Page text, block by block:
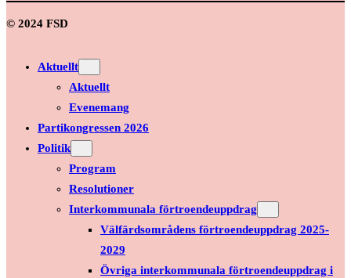
© 2024 FSD
Aktuellt
Aktuellt
Evenemang
Partikongressen 2026
Politik
Program
Resolutioner
Interkommunala förtroendeuppdrag
Välfärdsområdens förtroendeuppdrag 2025-
2029
Övriga interkommunala förtroendeuppdrag i